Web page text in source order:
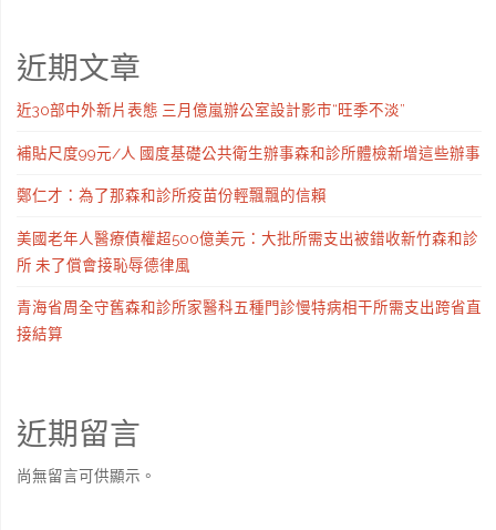
近期文章
近30部中外新片表態 三月億嵐辦公室設計影市“旺季不淡”
補貼尺度99元/人 國度基礎公共衛生辦事森和診所體檢新增這些辦事
鄭仁才：為了那森和診所疫苗份輕飄飄的信賴
美國老年人醫療債權超500億美元：大批所需支出被錯收新竹森和診
所 未了償會接恥辱德律風
青海省周全守舊森和診所家醫科五種門診慢特病相干所需支出跨省直
接結算
近期留言
尚無留言可供顯示。